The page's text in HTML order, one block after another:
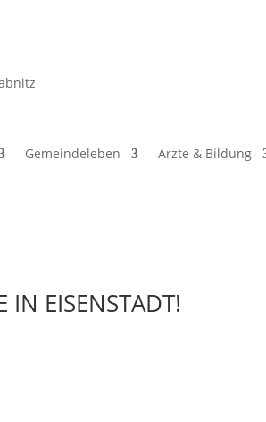
Gemeindeleben Ärzte & Bildung
IN EISENSTADT!